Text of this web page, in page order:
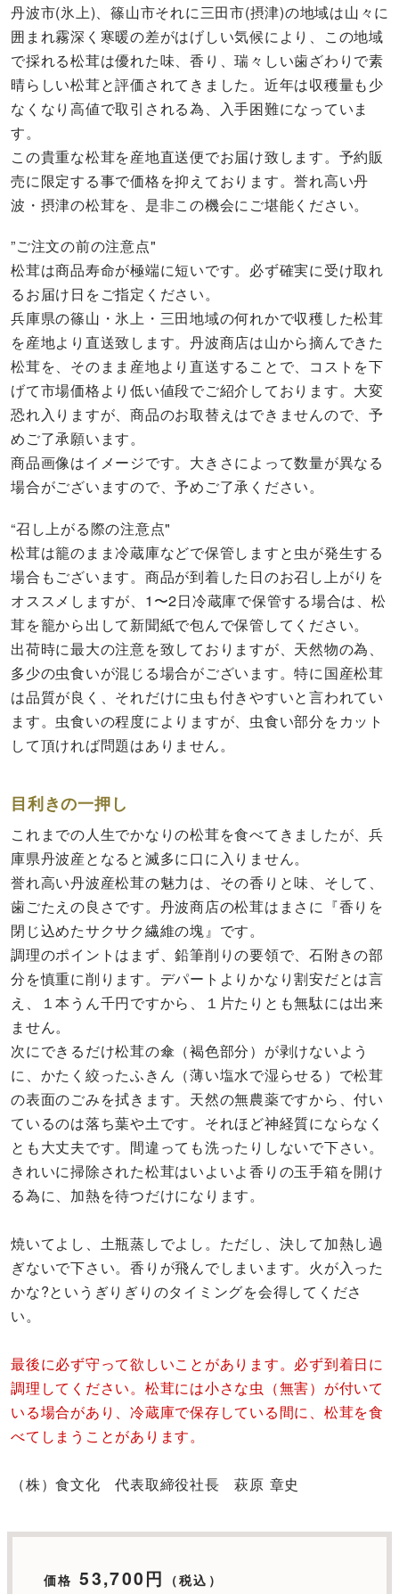
丹波市(氷上)、篠山市それに三田市(摂津)の地域は山々に
囲まれ霧深く寒暖の差がはげしい気候により、この地域
で採れる松茸は優れた味、香り、瑞々しい歯ざわりで素
晴らしい松茸と評価されてきました。近年は収穫量も少
なくなり高値で取引される為、入手困難になっていま
す。
この貴重な松茸を産地直送便でお届け致します。予約販
売に限定する事で価格を抑えております。誉れ高い丹
波・摂津の松茸を、是非この機会にご堪能ください。
”ご注文の前の注意点"
松茸は商品寿命が極端に短いです。必ず確実に受け取れ
るお届け日をご指定ください。
兵庫県の篠山・氷上・三田地域の何れかで収穫した松茸
を産地より直送致します。丹波商店は山から摘んできた
松茸を、そのまま産地より直送することで、コストを下
げて市場価格より低い値段でご紹介しております。大変
恐れ入りますが、商品のお取替えはできませんので、予
めご了承願います。
商品画像はイメージです。大きさによって数量が異なる
場合がございますので、予めご了承ください。
“召し上がる際の注意点"
松茸は籠のまま冷蔵庫などで保管しますと虫が発生する
場合もございます。商品が到着した日のお召し上がりを
オススメしますが、1〜2日冷蔵庫で保管する場合は、松
茸を籠から出して新聞紙で包んで保管してください。
出荷時に最大の注意を致しておりますが、天然物の為、
多少の虫食いが混じる場合がございます。特に国産松茸
は品質が良く、それだけに虫も付きやすいと言われてい
ます。虫食いの程度によりますが、虫食い部分をカット
して頂ければ問題はありません。
目利きの一押し
これまでの人生でかなりの松茸を食べてきましたが、兵
庫県丹波産となると滅多に口に入りません。
誉れ高い丹波産松茸の魅力は、その香りと味、そして、
歯ごたえの良さです。丹波商店の松茸はまさに『香りを
閉じ込めたサクサク繊維の塊』です。
調理のポイントはまず、鉛筆削りの要領で、石附きの部
分を慎重に削ります。デパートよりかなり割安だとは言
え、１本うん千円ですから、１片たりとも無駄には出来
ません。
次にできるだけ松茸の傘（褐色部分）が剥けないよう
に、かたく絞ったふきん（薄い塩水で湿らせる）で松茸
の表面のごみを拭きます。天然の無農薬ですから、付い
ているのは落ち葉や土です。それほど神経質にならなく
とも大丈夫です。間違っても洗ったりしないで下さい。
きれいに掃除された松茸はいよいよ香りの玉手箱を開け
る為に、加熱を待つだけになります。
焼いてよし、土瓶蒸しでよし。ただし、決して加熱し過
ぎないで下さい。香りが飛んでしまいます。火が入った
かな?というぎりぎりのタイミングを会得してくださ
い。
最後に必ず守って欲しいことがあります。必ず到着日に
調理してください。松茸には小さな虫（無害）が付いて
いる場合があり、冷蔵庫で保存している間に、松茸を食
べてしまうことがあります。
（株）食文化 代表取締役社長 萩原 章史
価格 53,700円 （税込）